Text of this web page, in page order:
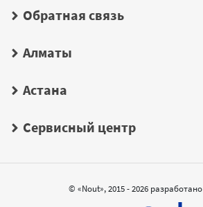
Обратная связь
Алматы
Астана
Сервисный центр
© «Nout», 2015 - 2026 разработано